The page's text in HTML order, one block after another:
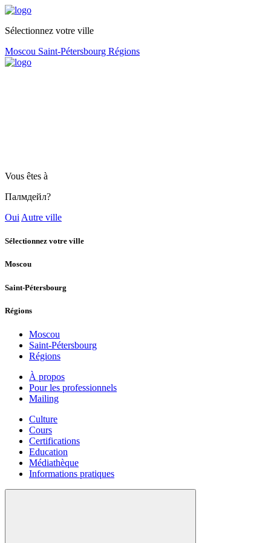
Sélectionnez votre ville
Moscou Saint-Pétersbourg Régions
Vous êtes à
Палмдейл?
Oui Autre ville
Sélectionnez votre ville
Moscou
Saint-Pétersbourg
Régions
Moscou
Saint-Pétersbourg
Régions
À propos
Pour les professionnels
Mailing
Culture
Cours
Certifications
Education
Médiathèque
Informations pratiques